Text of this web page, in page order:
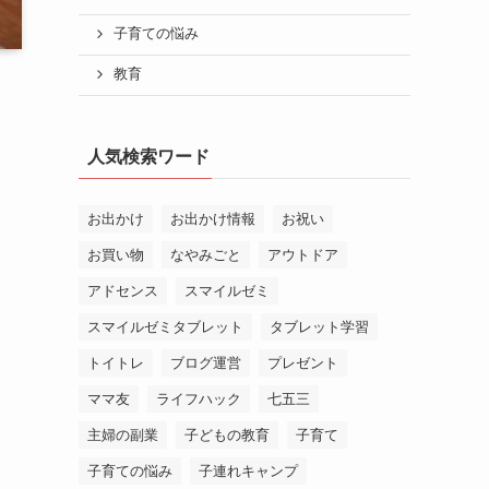
子育ての悩み
教育
人気検索ワード
お出かけ お出かけ情報 お祝い
お買い物 なやみごと アウトドア
アドセンス スマイルゼミ
スマイルゼミタブレット タブレット学習
トイトレ ブログ運営 プレゼント
ママ友 ライフハック 七五三
主婦の副業 子どもの教育 子育て
子育ての悩み 子連れキャンプ